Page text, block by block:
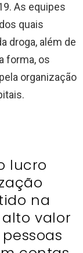
As equipes
quais
droga, além de
forma, os
organização
lucro
na
valor